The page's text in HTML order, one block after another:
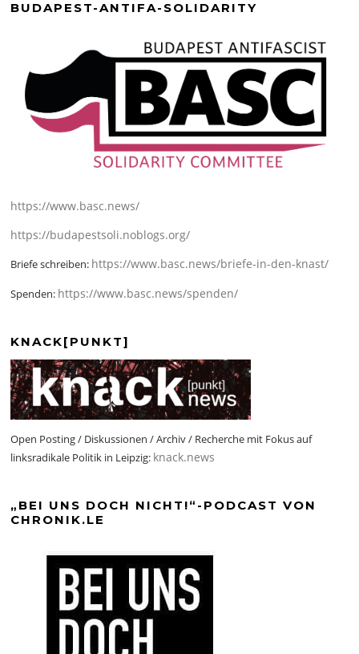
BUDAPEST-ANTIFA-SOLIDARITY
https://www.basc.news/
https://budapestsoli.noblogs.org/
Briefe schreiben: https://www.basc.news/briefe-in-den-knast/
Spenden: https://www.basc.news/spenden/
KNACK[PUNKT]
Open Posting / Diskussionen / Archiv / Recherche mit Fokus auf
linksradikale Politik in Leipzig: knack.news
„BEI UNS DOCH NICHT!“-PODCAST VON
CHRONIK.LE